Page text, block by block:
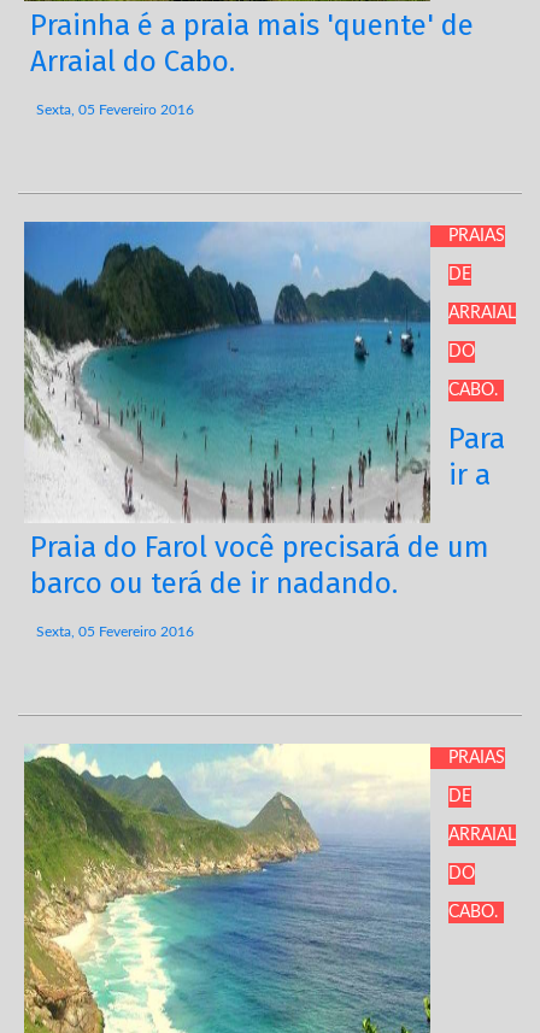
Prainha é a praia mais 'quente' de
Arraial do Cabo.
Sexta, 05 Fevereiro 2016
PRAIAS
DE
ARRAIAL
DO
CABO.
Para
ir a
Praia do Farol você precisará de um
barco ou terá de ir nadando.
Sexta, 05 Fevereiro 2016
PRAIAS
DE
ARRAIAL
DO
CABO.